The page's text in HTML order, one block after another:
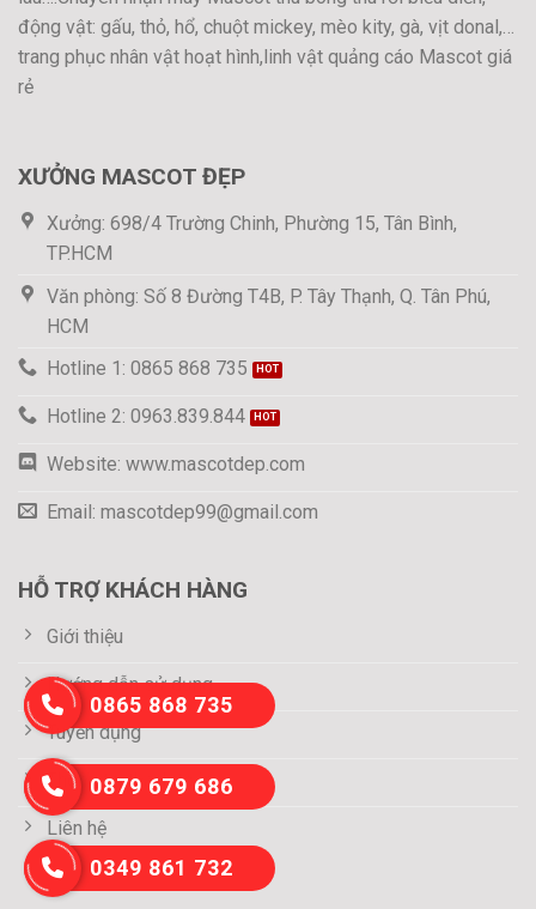
động vật: gấu, thỏ, hổ, chuột mickey, mèo kity, gà, vịt donal,…
trang phục nhân vật hoạt hình,linh vật quảng cáo Mascot giá
rẻ
XƯỞNG MASCOT ĐẸP
Xưởng: 698/4 Trường Chinh, Phường 15, Tân Bình,
TP.HCM
Văn phòng: Số 8 Đường T4B, P. Tây Thạnh, Q. Tân Phú,
HCM
Hotline 1: 0865 868 735
Hotline 2: 0963.839.844
Website: www.mascotdep.com
Email: mascotdep99@gmail.com
HỖ TRỢ KHÁCH HÀNG
Giới thiệu
Hướng dẫn sử dụng
Tuyển dụng
Thông tin thanh toán
Liên hệ
0865 868 735
0879 679 686
0349 861 732